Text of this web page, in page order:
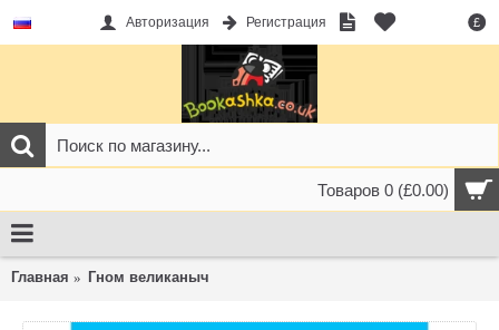
£
Авторизация Регистрация
Товаров 0 (£0.00)
Главная Гном великаныч